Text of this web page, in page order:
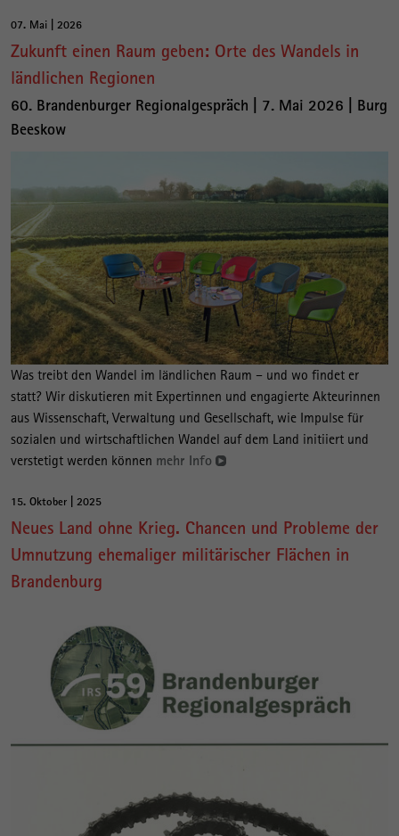
07. Mai | 2026
Zukunft einen Raum geben: Orte des Wandels in
ländlichen Regionen
60. Brandenburger Regionalgespräch | 7. Mai 2026 | Burg
Beeskow
Was treibt den Wandel im ländlichen Raum – und wo findet er
statt? Wir diskutieren mit Expertinnen und engagierte Akteurinnen
aus Wissenschaft, Verwaltung und Gesellschaft, wie Impulse für
sozialen und wirtschaftlichen Wandel auf dem Land initiiert und
verstetigt werden können mehr Info
15. Oktober | 2025
Neues Land ohne Krieg. Chancen und Probleme der
Umnutzung ehemaliger militärischer Flächen in
Brandenburg